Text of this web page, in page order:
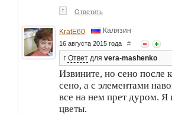
↑ Ответить
KratE60 Калязин
16 августа 2015 года #
↑ Ответ для vera-mashenko
Извините, но сено после
сено, а с элементами
все на нем прет дуром.
цветы.